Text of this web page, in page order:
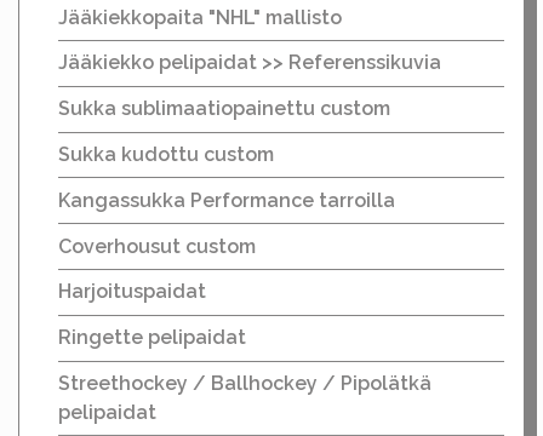
Jääkiekkopaita "NHL" mallisto
Jääkiekko pelipaidat >> Referenssikuvia
Sukka sublimaatiopainettu custom
Sukka kudottu custom
Kangassukka Performance tarroilla
Coverhousut custom
Harjoituspaidat
Ringette pelipaidat
Streethockey / Ballhockey / Pipolätkä
pelipaidat